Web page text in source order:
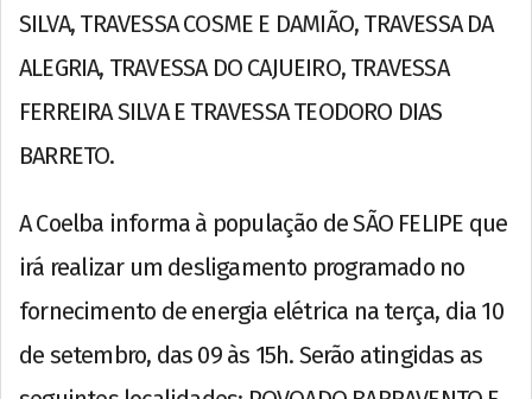
SILVA, TRAVESSA COSME E DAMIÃO, TRAVESSA DA
ALEGRIA, TRAVESSA DO CAJUEIRO, TRAVESSA
FERREIRA SILVA E TRAVESSA TEODORO DIAS
BARRETO.
A Coelba informa à população de SÃO FELIPE que
irá realizar um desligamento programado no
fornecimento de energia elétrica na terça, dia 10
de setembro, das 09 às 15h. Serão atingidas as